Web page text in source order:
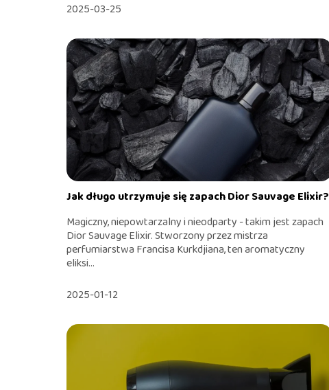
2025-03-25
Jak długo utrzymuje się zapach Dior Sauvage Elixir?
Magiczny, niepowtarzalny i nieodparty - takim jest zapach
Dior Sauvage Elixir. Stworzony przez mistrza
perfumiarstwa Francisa Kurkdjiana, ten aromatyczny
eliksi...
2025-01-12